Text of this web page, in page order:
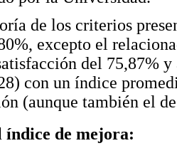
de los criterios
excepto el
del 75,87%
con un índice
(aunque también el
índice de mejora: